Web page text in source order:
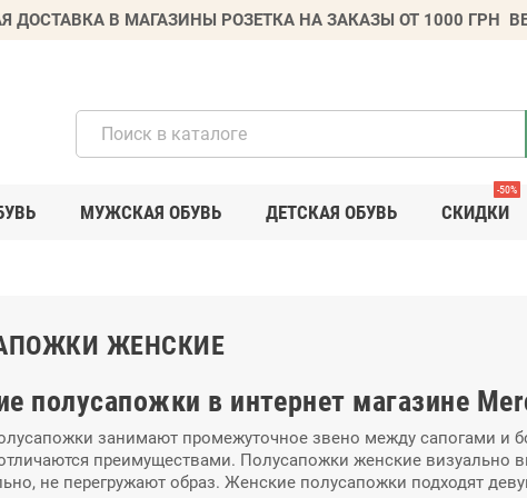
ДОСТАВКА В МАГАЗИНЫ РОЗЕТКА НА ЗАКАЗЫ ОТ 1000 ГРН
МУЖСКАЯ ОБУВЬ ДЕТСКАЯ ОБУВЬ СКИДКИ
-50%
ЖЕНСКИЕ
полусапожки в интернет магазине
занимают промежуточное звено между сапогами и
преимуществами. Полусапожки женские визуально
не перегружают образ. Женские полусапожки подходят